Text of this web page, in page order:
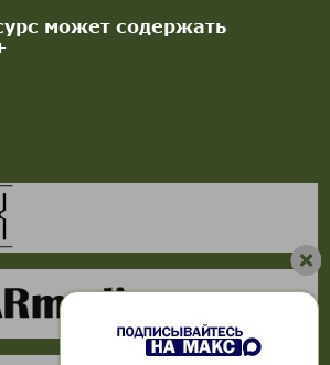
может содержать